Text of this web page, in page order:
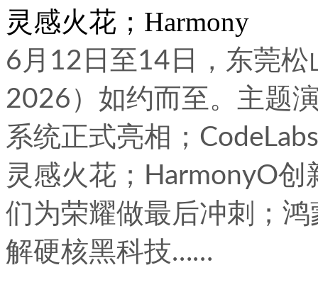
灵感火花；Harmony
6月12日至14日，东莞
2026）如约而至。主题
系统正式亮相；
灵感火花；HarmonyO创
们为荣耀做最后冲刺；
解硬核黑科技……